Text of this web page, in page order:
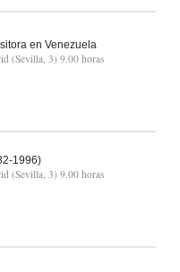
en Venezuela
(Sevilla, 3) 9.00 horas
1996)
(Sevilla, 3) 9.00 horas